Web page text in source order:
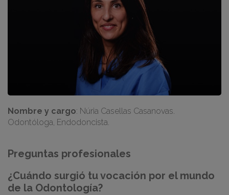
Nombre y cargo: Núria Casellas Casanovas.
Odontóloga, Endodoncista.
Preguntas profesionales
¿Cuándo surgió tu vocación por el mundo
de la Odontología?